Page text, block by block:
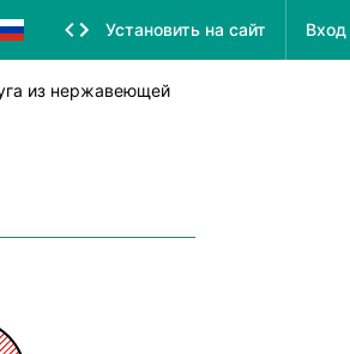
Установить на сайт Вход
из нержавеющей